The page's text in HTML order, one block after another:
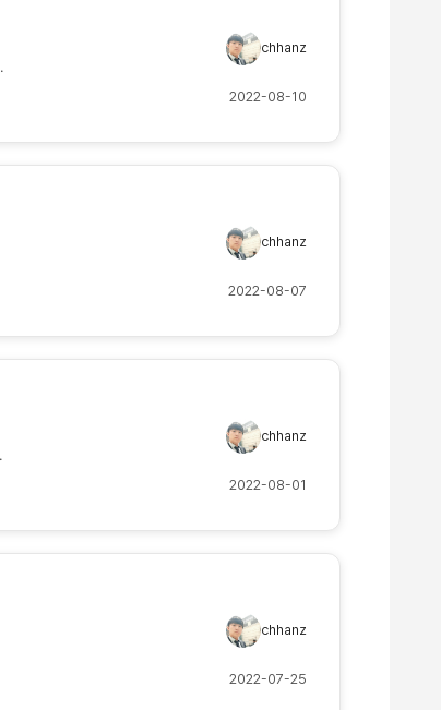
chhanz
2022-08-10
chhanz
2022-08-07
chhanz
2022-08-01
chhanz
2022-07-25